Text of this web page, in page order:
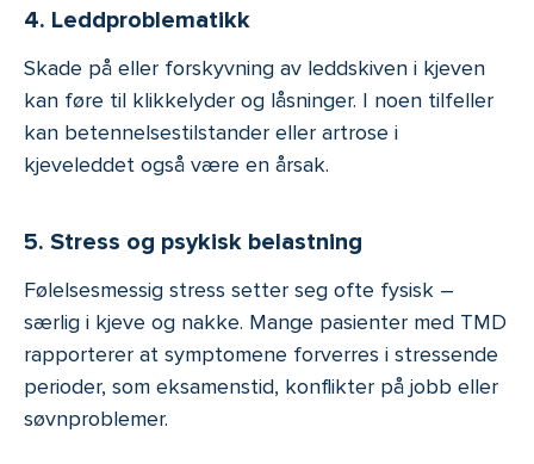
4. Leddproblematikk
Skade på eller forskyvning av leddskiven i kjeven
kan føre til klikkelyder og låsninger. I noen tilfeller
kan betennelsestilstander eller artrose i
kjeveleddet også være en årsak.
5. Stress og psykisk belastning
Følelsesmessig stress setter seg ofte fysisk –
særlig i kjeve og nakke. Mange pasienter med TMD
rapporterer at symptomene forverres i stressende
perioder, som eksamenstid, konflikter på jobb eller
søvnproblemer.